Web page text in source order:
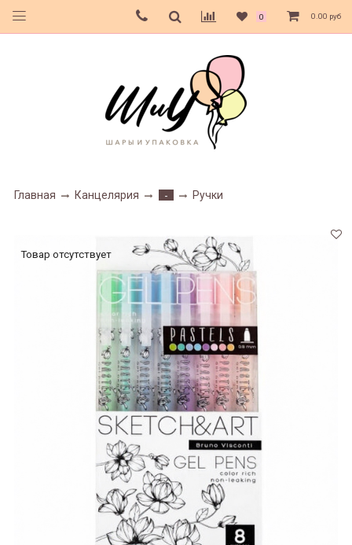
0 0.00 руб
Главная Канцелярия - Ручки
Товар отсутствует